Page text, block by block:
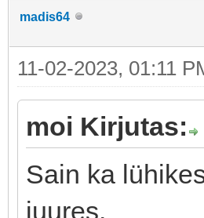
madis64
11-02-2023, 01:11
moi Kirjutas:
Sain ka
juures.